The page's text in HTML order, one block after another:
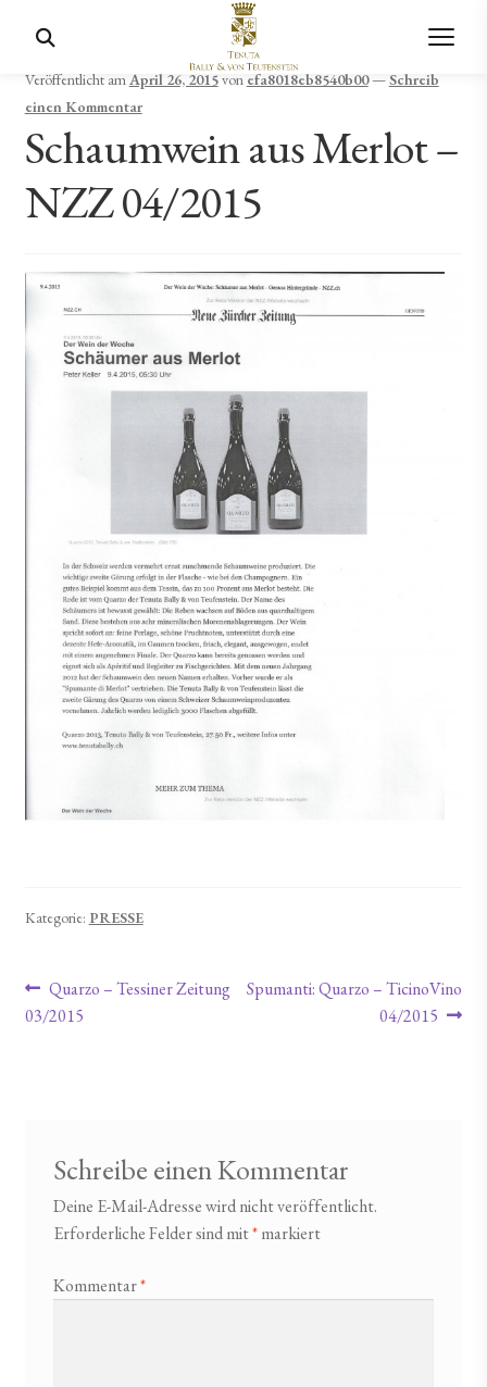
Veröffentlicht amApril 26, 2015von efa8018eb8540b00—Schreib
einen Kommentar
Schaumwein aus Merlot –
NZZ 04/2015
Kategorie: PRESSE
Beitragsnavigation
Vorheriger Beitrag:
Quarzo – Tessiner Zeitung
03/2015
Nächster Beitrag:
Spumanti: Quarzo – TicinoVino
04/2015
Schreibe einen Kommentar
Deine E-Mail-Adresse wird nicht veröffentlicht.
Erforderliche Felder sind mit*markiert
Kommentar*